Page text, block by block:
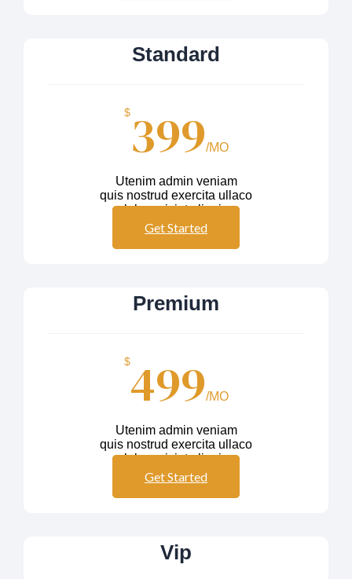
Standard
$399/MO
Utenim admin veniam
quis nostrud exercita ullaco
labos nisiut aliquip
Get Started
Premium
$499/MO
Utenim admin veniam
quis nostrud exercita ullaco
labos nisiut aliquip
Get Started
Vip